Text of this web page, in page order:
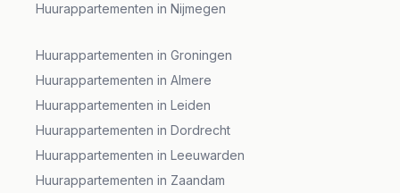
Huurappartementen in Nijmegen
Huurappartementen in Groningen
Huurappartementen in Almere
Huurappartementen in Leiden
Huurappartementen in Dordrecht
Huurappartementen in Leeuwarden
Huurappartementen in Zaandam